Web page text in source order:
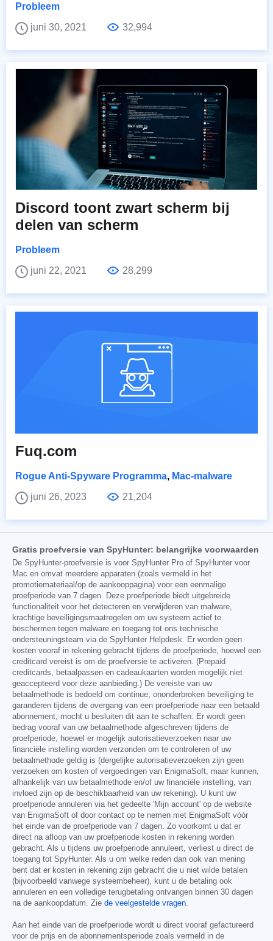
Probleem
juni 30, 2021
32,994
Discord toont zwart scherm bij
delen van scherm
Probleem
juni 22, 2021
28,299
Fuq.com
Rogue Anti-Spyware Programma, Mac-malware
juni 26, 2023
21,204
Gratis proefversie van SpyHunter: belangrijke voorwaarden
De SpyHunter-proefversie is voor SpyHunter Pro of SpyHunter voor
Mac en omvat meerdere apparaten (zoals vermeld in het
promotiemateriaal/op de aankooppagina) voor een eenmalige
proefperiode van 7 dagen. Deze proefperiode biedt uitgebreide
functionaliteit voor het detecteren en verwijderen van malware,
krachtige beveiligingsmaatregelen om uw systeem actief te
beschermen tegen malware en toegang tot ons technische
ondersteuningsteam via de SpyHunter Helpdesk. Er worden geen
kosten vooraf in rekening gebracht tijdens de proefperiode, hoewel een
creditcard vereist is om de proefversie te activeren. (Prepaid
creditcards, betaalpassen en cadeaukaarten worden mogelijk niet
geaccepteerd voor deze aanbieding.) De vereiste van uw
betaalmethode is bedoeld om continue, ononderbroken beveiliging te
garanderen tijdens de overgang van een proefperiode naar een betaald
abonnement, mocht u besluiten dit aan te schaffen. Er wordt geen
bedrag vooraf van uw betaalmethode afgeschreven tijdens de
proefperiode, hoewel er mogelijk autorisatieverzoeken naar uw
financiële instelling worden verzonden om te controleren of uw
betaalmethode geldig is (dergelijke autorisatieverzoeken zijn geen
verzoeken om kosten of vergoedingen van EnigmaSoft, maar kunnen,
afhankelijk van uw betaalmethode en/of uw financiële instelling, van
invloed zijn op de beschikbaarheid van uw rekening). U kunt uw
proefperiode annuleren via het gedeelte 'Mijn account' op de website
van EnigmaSoft of door contact op te nemen met EnigmaSoft vóór
het einde van de proefperiode van 7 dagen. Zo voorkomt u dat er
direct na afloop van uw proefperiode kosten in rekening worden
gebracht. Als u tijdens uw proefperiode annuleert, verliest u direct de
toegang tot SpyHunter. Als u om welke reden dan ook van mening
bent dat er kosten in rekening zijn gebracht die u niet wilde betalen
(bijvoorbeeld vanwege systeembeheer), kunt u de betaling ook
annuleren en een volledige terugbetaling ontvangen binnen 30 dagen
na de aankoopdatum. Zie de veelgestelde vragen.
Aan het einde van de proefperiode wordt u direct vooraf gefactureerd
voor de prijs en de abonnementsperiode zoals vermeld in de